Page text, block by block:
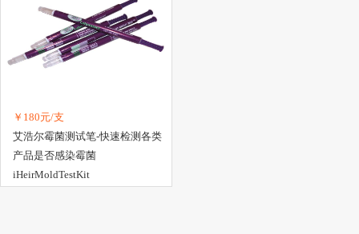
￥180元/支
艾浩尔霉菌测试笔-快速检测各类
产品是否感染霉菌
iHeirMoldTestKit